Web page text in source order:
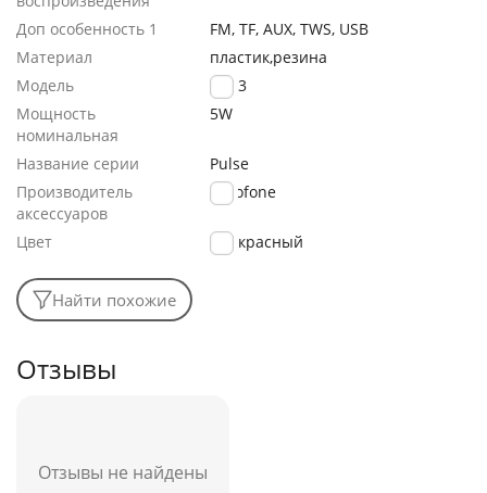
Доп особенность 1
FM, TF, AUX, TWS, USB
Материал
пластик,резина
Модель
BR33
Мощность
номинальная
5W
Название серии
Pulse
Производитель
аксессуаров
Borofone
Цвет красный
Найти похожие
Отзывы
Отзывы не найдены